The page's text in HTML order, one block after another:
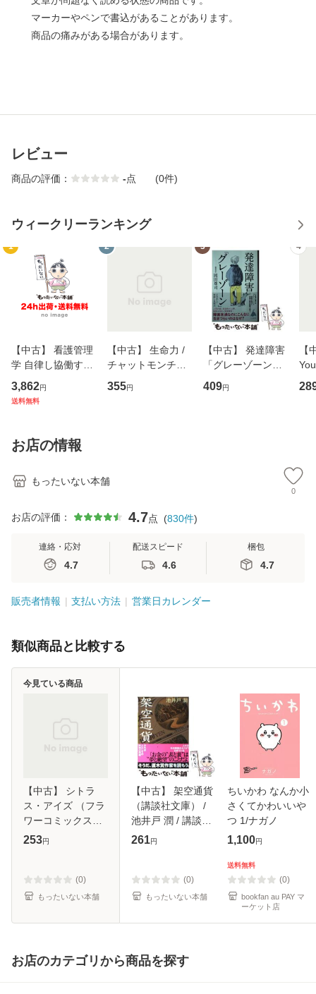
マーカーやペンで書込があることがあります。
商品の痛みがある場合があります。
レビュー
商品の評価： -点 (0件)
ウィークリーランキング
1
【中古】 看護管理
学 自律し協働する
専門職の看護マネ
ジメントスキル 改
恵 藤本幸三 / 南江
堂 [単行
3,862円
送料無料
2
【中古】 生命力 /
チャットモンチー /
キューンレコード
[CD]【メール便送
355円
3
【中古】 発達障害
「グレーゾーン」
その正しい理解と
克服法 (SB新書 57
409円
4
【
のが
お店の情報
もったいない本舗
0
お店の評価： 4.7点 (830件)
連絡・応対
4.7
配送スピード
4.6
梱包
4.7
販売者情報 支払い方法 営業日カレンダー
類似商品と比較する
【中古】 シトラ
ス・アイズ （フラ
ワーコミックス） /
おおや 和美 / 小学
253円
(0)
もったいない本舗
今見ている商品
【中古】 架空通貨
（講談社文庫） /
池井戸 潤 / 講談社
[文庫]【メール便送
261円
(0)
もったいない本舗
ちいかわ なんか小
さくてかわいいや
つ 1/ナガノ
1,100円
送料無料
(0)
bookfan au PAY マ
ーケット店
お店のカテゴリから商品を探す